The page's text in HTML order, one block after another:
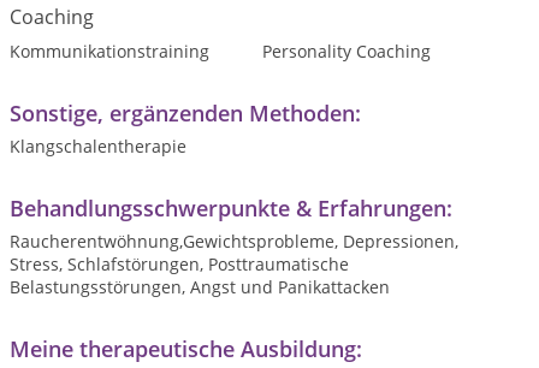
Coaching
Kommunikationstraining Personality Coaching
Sonstige, ergänzenden Methoden:
Klangschalentherapie
Behandlungsschwerpunkte & Erfahrungen:
Raucherentwöhnung,Gewichtsprobleme, Depressionen,
Stress, Schlafstörungen, Posttraumatische
Belastungsstörungen, Angst und Panikattacken
Meine therapeutische Ausbildung: